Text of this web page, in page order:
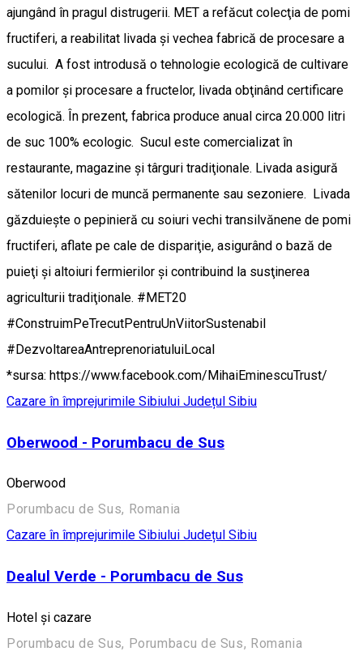
ajungând în pragul distrugerii. MET a refăcut colecţia de pomi
fructiferi, a reabilitat livada şi vechea fabrică de procesare a
sucului. A fost introdusă o tehnologie ecologică de cultivare
a pomilor şi procesare a fructelor, livada obţinând certificare
ecologică. În prezent, fabrica produce anual circa 20.000 litri
de suc 100% ecologic. Sucul este comercializat în
restaurante, magazine și târguri tradiţionale. Livada asigură
sătenilor locuri de muncă permanente sau sezoniere. Livada
găzduiește o pepinieră cu soiuri vechi transilvănene de pomi
fructiferi, aflate pe cale de dispariţie, asigurând o bază de
puieţi şi altoiuri fermierilor şi contribuind la susţinerea
agriculturii tradiţionale. #MET20
#ConstruimPeTrecutPentruUnViitorSustenabil
#DezvoltareaAntreprenoriatuluiLocal
*sursa: https://www.facebook.com/MihaiEminescuTrust/
Cazare în împrejurimile Sibiului Județul Sibiu
Oberwood - Porumbacu de Sus
Oberwood
Porumbacu de Sus, Romania
Cazare în împrejurimile Sibiului Județul Sibiu
Dealul Verde - Porumbacu de Sus
Hotel şi cazare
Porumbacu de Sus, Porumbacu de Sus, Romania